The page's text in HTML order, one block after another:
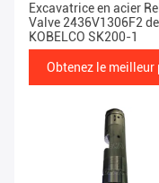
Excavatrice en acier
Valve 2436V1306F2 de
KOBELCO SK200-1
Obtenez le meilleur